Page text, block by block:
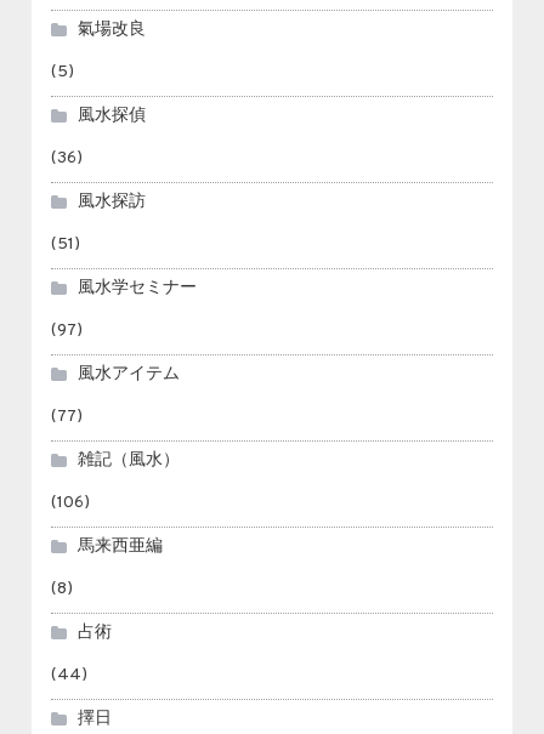
氣場改良
(5)
風水探偵
(36)
風水探訪
(51)
風水学セミナー
(97)
風水アイテム
(77)
雑記（風水）
(106)
馬来西亜編
(8)
占術
(44)
擇日